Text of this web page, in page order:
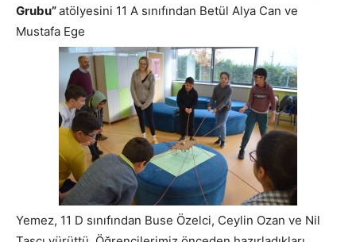
Grubu”atölyesini 11 A sınıfından Betül Alya Can ve
Mustafa Ege
Yemez, 11 D sınıfından Buse Özelci, Ceylin Ozan ve Nil